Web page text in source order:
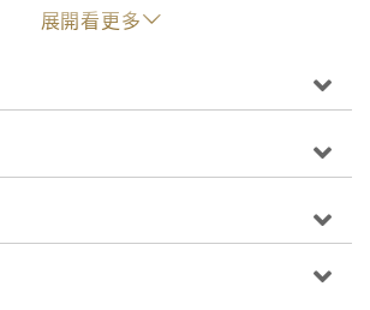
展開看更多